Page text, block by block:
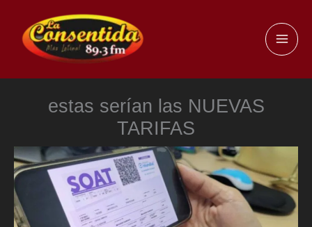
contenido
estas serían las NUEVAS
TARIFAS